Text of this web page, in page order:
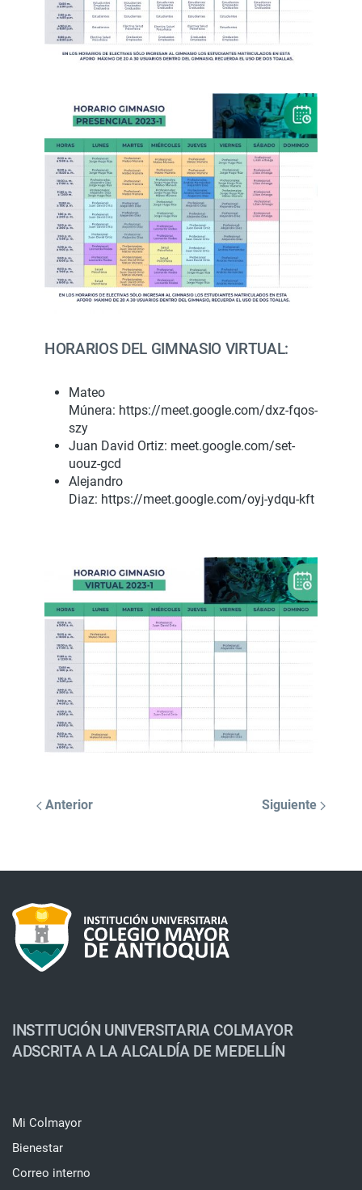
HORARIOS DEL GIMNASIO VIRTUAL:
Mateo
Múnera: https://meet.google.com/dxz-fqos-
szy
Juan David Ortiz: meet.google.com/set-
uouz-gcd
Alejandro
Diaz: https://meet.google.com/oyj-ydqu-kft
Anterior Siguiente
INSTITUCIÓN UNIVERSITARIA COLMAYOR
ADSCRITA A LA ALCALDÍA DE MEDELLÍN
Mi Colmayor
Bienestar
Correo interno